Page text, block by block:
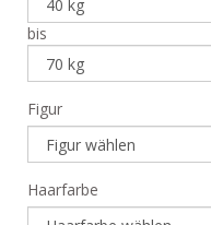
bis
Figur
Haarfarbe